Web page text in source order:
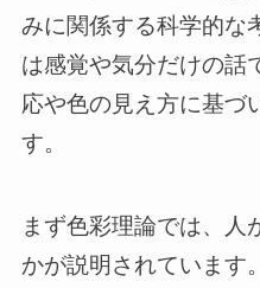
みに関係する科学的な
は感覚や気分だけの話
応や色の見え方に基づ
す。
まず色彩理論では、人
かが説明されています